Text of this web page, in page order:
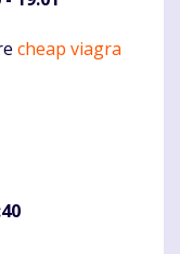
cheap viagra